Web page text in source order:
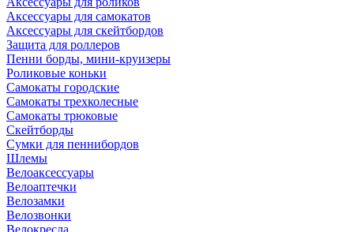
Аксессуары для самокатов
Аксессуары для скейтбордов
Защита для роллеров
Пенни борды, мини-круизеры
Роликовые коньки
Самокаты городские
Самокаты трехколесные
Самокаты трюковые
Скейтборды
Сумки для пеннибордов
Шлемы
Велоаксессуары
Велоаптечки
Велозамки
Велозвонки
Велокресла